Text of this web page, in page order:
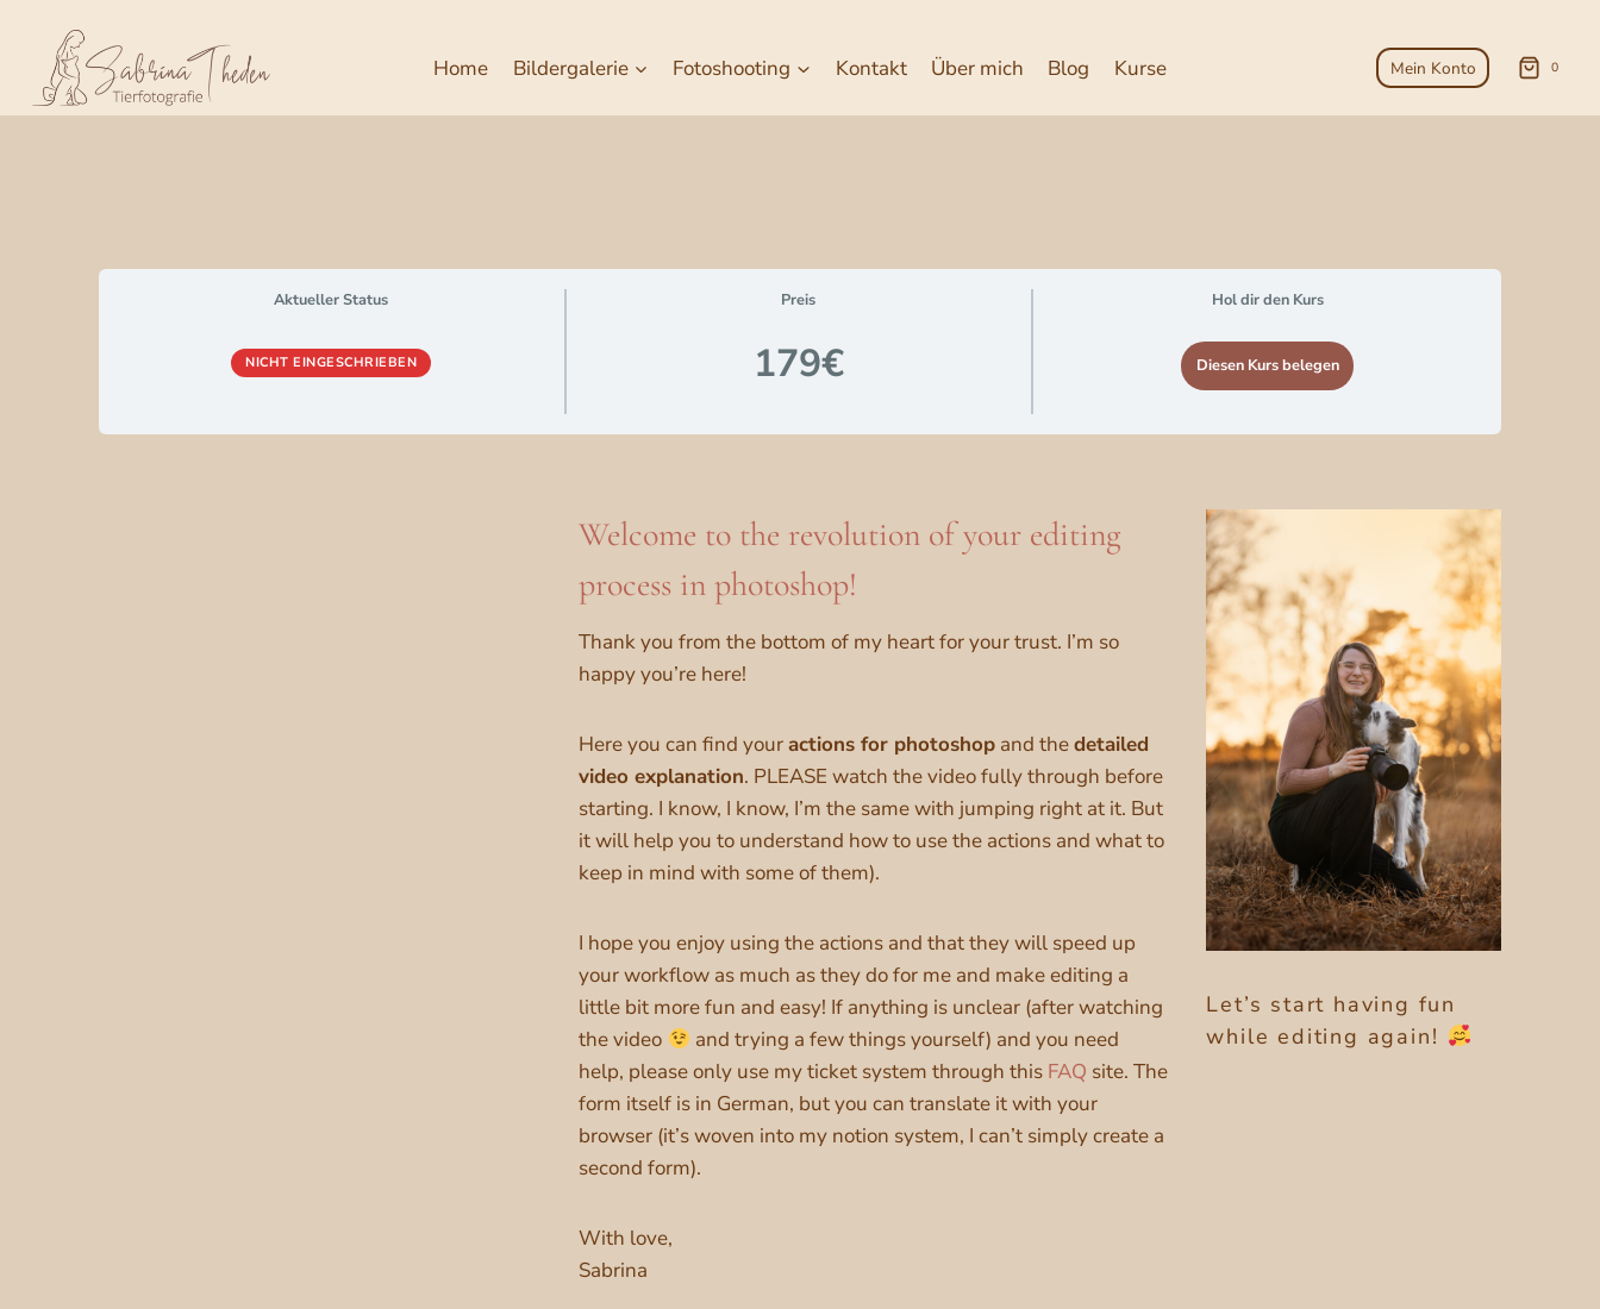
springen
Home Bildergalerie Fotoshooting Kontakt Über mich Blog Kurse Mein Konto 0
Aktueller Status
NICHT EINGESCHRIEBEN
Preis
179€
Hol dir den Kurs
Diesen Kurs belegen
Welcome to the revolution of your editing
process in photoshop!
Thank you from the bottom of my heart for your trust. I’m so
happy you’re here!
Here you can find youractions for photoshop and thedetailed
video explanation. PLEASE watch the video fully through before
starting. I know, I know, I’m the same with jumping right at it. But
it will help you to understand how to use the actions and what to
keep in mind with some of them).
I hope you enjoy using the actions and that they will speed up
your workflow as much as they do for me and make editing a
little bit more fun and easy! If anything is unclear (after watching
the video
and trying a few things yourself) and you need
help, please only use my ticket system through this FAQ site. The
form itself is in German, but you can translate it with your
browser (it’s woven into my notion system, I can’t simply create a
second form).
With love,
Sabrina
Let’s start having fun
while editing again!